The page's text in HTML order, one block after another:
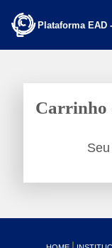
Plataforma EAD
Carrinho